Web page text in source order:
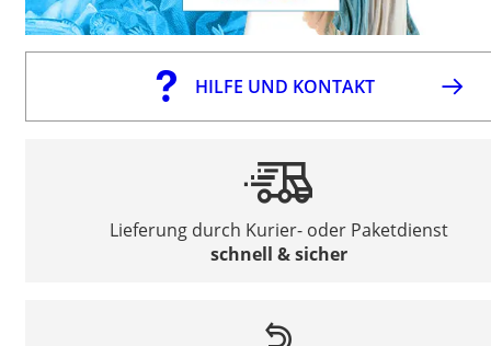
HILFE UND KONTAKT
Lieferung durch Kurier- oder Paketdienst
schnell & sicher